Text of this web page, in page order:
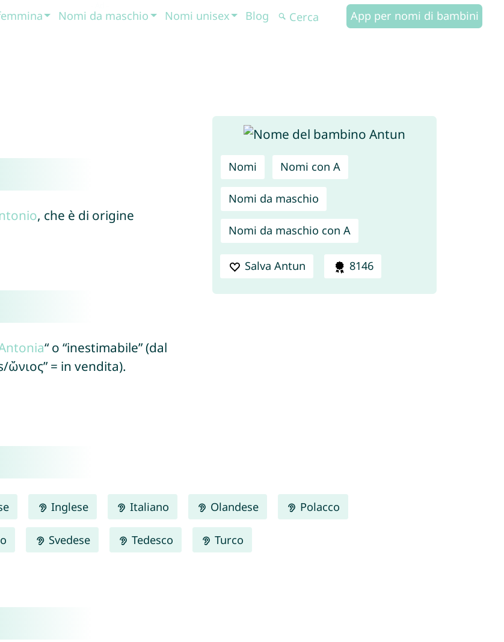
Nomi da maschio Nomi unisex Blog App per nomi di bambini
Nomi Nomi con A
Nomi da maschio
Nomi da maschio con A
Salva Antun 8146
, che è di origine
“ o “inestimabile” (dal
ὤνιος” = in vendita).
Inglese Italiano Olandese Polacco
Svedese Tedesco Turco